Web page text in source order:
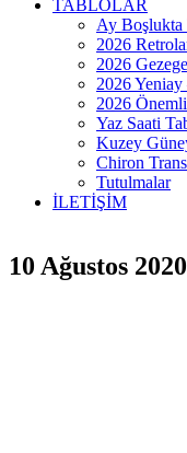
TABLOLAR
Ay Boşlukta
2026
2026
2026
2026 Önemli
Yaz Saati
Kuzey
Chiron
Tutulmalar
İLETİŞİM
10 Ağustos